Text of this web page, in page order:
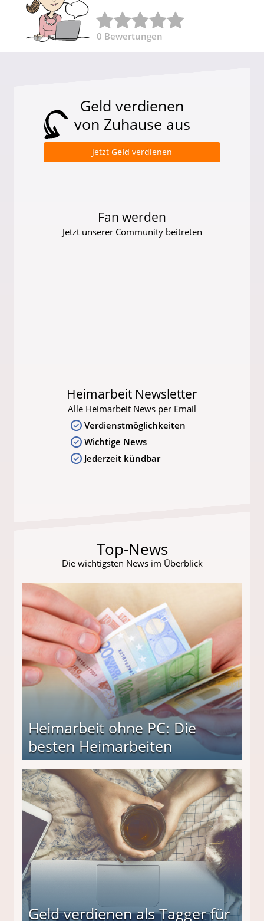
0 Bewertungen
Geld verdienen
von Zuhause aus
Jetzt Geld verdienen
Fan werden
Jetzt unserer Community beitreten
Heimarbeit Newsletter
Alle Heimarbeit News per Email
Verdienstmöglichkeiten
Wichtige News
Jederzeit kündbar
Top-News
Die wichtigsten News im Überblick
Heimarbeit ohne PC: Die
besten Heimarbeiten
Geld verdienen als Tagger für